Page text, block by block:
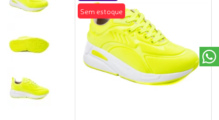
Sem estoque